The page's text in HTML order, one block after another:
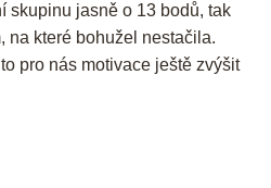
skupinu jasně o 13 bodů, tak
na které bohužel nestačila.
pro nás motivace ještě zvýšit